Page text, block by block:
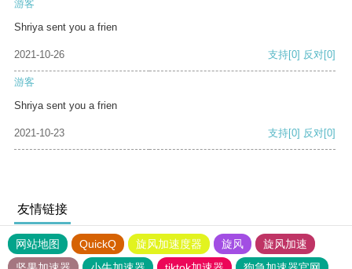
游客
Shriya sent you a frien
2021-10-26 支持[0] 反对[0]
游客
Shriya sent you a frien
2021-10-23 支持[0] 反对[0]
友情链接
网站地图 QuickQ 旋风加速度器 旋风
旋风加速